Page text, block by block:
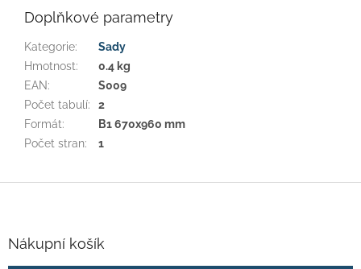
Doplňkové parametry
Kategorie:
Sady
Hmotnost:
0.4 kg
EAN:
S009
Počet tabulí:
2
Formát:
B1 670x960 mm
Počet stran: 1
Nákupní košík